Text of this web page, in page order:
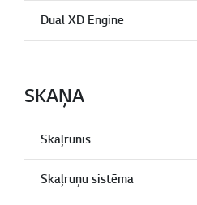
Dual XD Engine
SKAŅA
Skaļrunis
Skaļruņu sistēma